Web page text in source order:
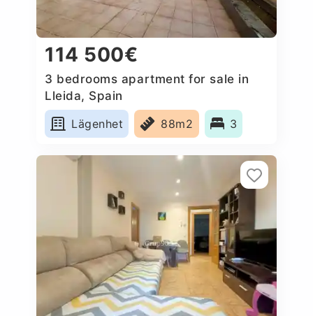
114 500€
3 bedrooms apartment for sale in
Lleida, Spain
Lägenhet
88m2 3